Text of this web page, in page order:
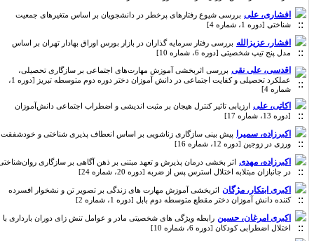
افشاری، علی بررسی شیوع رفتارهای پرخطر در دانشجویان بر اساس متغیرهای جمعیت
شناختی [دوره 1، شماره 4]
افشار، عزیزالله بررسی رفتار سرمایه گذاران در بازار بورس اوراق بهادار تهران بر اساس
مدل پنج تیپ شخصیتی [دوره 6، شماره 10]
اقدسی، علی نقی بررسی اثربخشی آموزش مهارت‌های اجتماعی بر سازگاری تحصیلی،
عملکرد تحصیلی و کفایت اجتماعی در دانش آموزان دختر دوره دوم متوسطه تبریز [دوره 1،
شماره 4]
اکاتی، علی ارزیابی تاثیر کنترل هیجان بر مثبت اندیشی و اضطراب اجتماعی دانش‌آموزان
[دوره 13، شماره 17]
اکبرزاده، سمیرا پیش بینی سازگاری زناشویی بر اساس انعطاف پذیری شناختی و خودشفقت
ورزی در زوجین [دوره 12، شماره 16]
اکبرزاده، مهدی اثر بخشی درمان پذیرش و تعهد مبتنی بر ذهن آگاهی بر سازگاری روان‌شناختی
در جانبازان مبتلابه اختلال استرس پس از ضربه [دوره 20، شماره 24]
اکبری ابتکار، مژگان اثربخشی آموزش مهارت های زندگی بر تصویر تن و نشخوار افسرده
کننده دانش آموزان دختر مقطع متوسطه دوم بابل [دوره 1، شماره 2]
اکبری امرغان، حسین رابطه ویژگی های شخصیتی مادر و عوامل تنش زای دوران بارداری با
اختلال اضطرابی کودکان [دوره 6، شماره 10]